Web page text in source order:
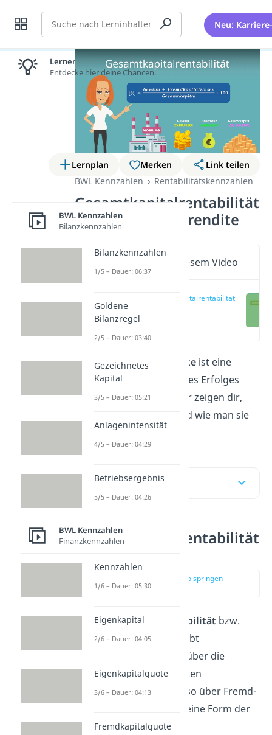
Suche Neu:
Lernplan Merken
Link teilen
BWL Kennzahlen
Rentabilitätskennzahlen
Gesamtkapitalrentabilität
/ Gesamtkapitalrendite
Wichtige Inhalte in diesem Video
Gesamtkapitalrentabilität
Die Gesamtkapitalrenditeist eine
Kennzahl zur Messung des Erfolges
eines Unternehmens. Wir zeigen dir,
was genau sie angibt und wie man sie
berechnet.
Inhaltsübersicht
Gesamtkapitalrentabilität
zur Stelle im Video springen
(00:13)
Die Gesamtkapitalrentabilität bzw.
Gesamtkapitalrendite
gibt
Unternehmen Auskunft über die
Verzinsungihres gesamten
eingesetzten Kapitals, also über Fremd-
und Eigenkapital. Sie ist eine Form der
Kapitalrentabilität.
Lernen lohnt sich!
Entdecke hier deine Chancen.
BWL Kennzahlen
Bilanzkennzahlen
Bilanzkennzahlen
1/5 – Dauer: 06:37
Goldene
Bilanzregel
2/5 – Dauer: 03:40
Gezeichnetes
Kapital
3/5 – Dauer: 05:21
Anlagenintensität
4/5 – Dauer: 04:29
Betriebsergebnis
5/5 – Dauer: 04:26
BWL Kennzahlen
Finanzkennzahlen
Kennzahlen
1/6 – Dauer: 05:30
Eigenkapital
2/6 – Dauer: 04:05
Eigenkapitalquote
3/6 – Dauer: 04:13
Fremdkapitalquote